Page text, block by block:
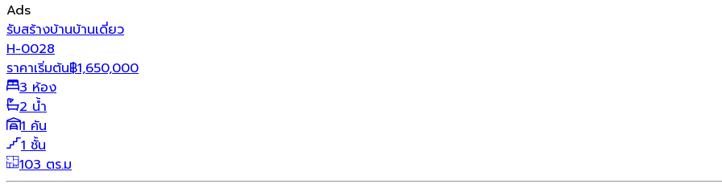
Ads
รับสร้างบ้านบ้านเดี่ยว
H-0028
ราคาเริ่มต้น฿1,650,000
3 ห้อง
2 น้ำ
1 คัน
1 ชั้น
103 ตร.ม